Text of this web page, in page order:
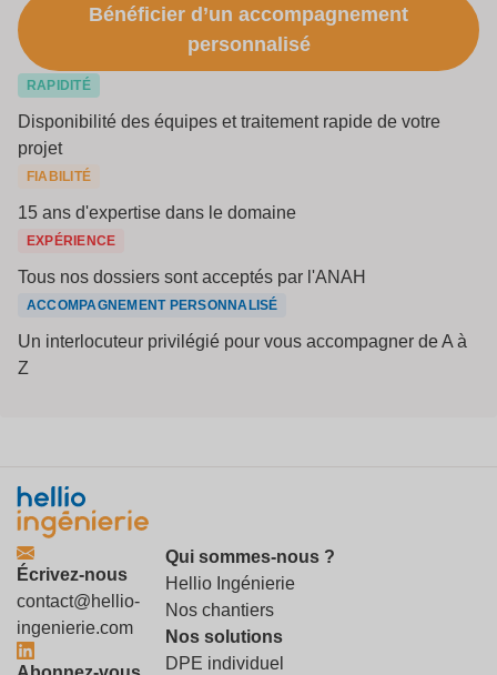
Bénéficier d’un accompagnement
personnalisé
RAPIDITÉ
Disponibilité des équipes et traitement rapide de votre
projet
FIABILITÉ
15 ans d'expertise dans le domaine
EXPÉRIENCE
Tous nos dossiers sont acceptés par l'ANAH
ACCOMPAGNEMENT PERSONNALISÉ
Un interlocuteur privilégié pour vous accompagner de A à
Z
Écrivez-nous
contact@hellio-
ingenierie.com
Qui sommes-nous ?
Hellio Ingénierie
Nos chantiers
Nos solutions
DPE individuel